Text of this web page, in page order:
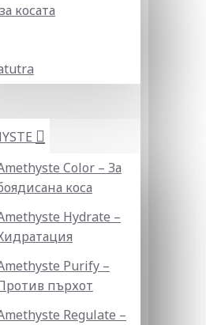
косата
Color – За
коса
Hydrate –
Purify –
пърхот
Regulate –